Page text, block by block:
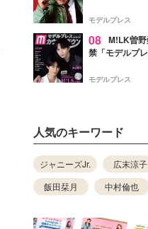
徴する“謎のキ
モデルプレス
08 M!LK曽
禁「モデルプ
モデルプレス
人気のキーワード
ジャニーズJr. 広末涼子
飯田栞月
中村倫也